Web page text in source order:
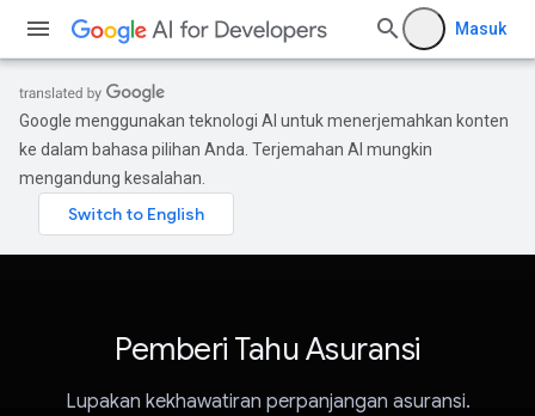
Masuk
Google menggunakan teknologi AI untuk menerjemahkan konten
ke dalam bahasa pilihan Anda. Terjemahan AI mungkin
mengandung kesalahan.
Pemberi Tahu Asuransi
Lupakan kekhawatiran perpanjangan asuransi.